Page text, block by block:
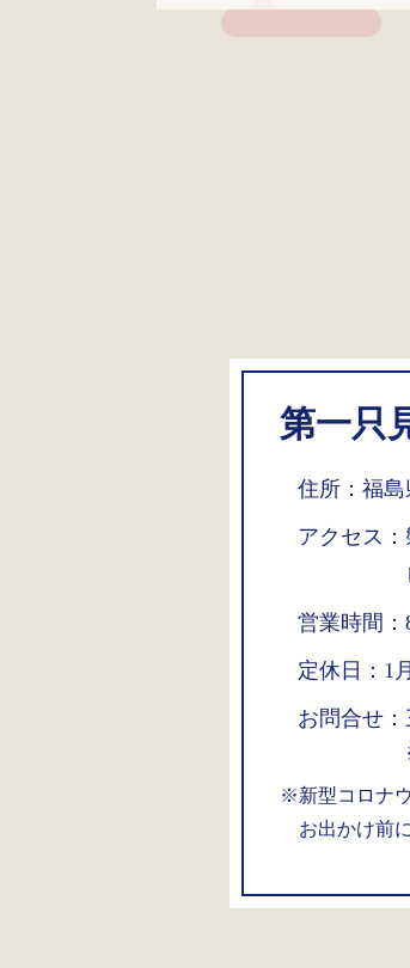
第一只
住所： 福島
アクセス：
営業時間：
定休日： 1
お問合せ：
※新型コロナ
お出かけ前